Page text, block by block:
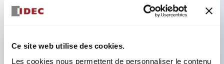
Ce site web utilise des cookies.
Les cookies nous permettent de personnaliser le contenu
Le type avec trous permet l'installation d'une unité